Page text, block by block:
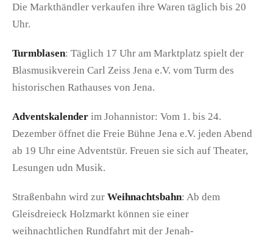
Die Markthändler verkaufen ihre Waren täglich bis 20
Uhr.
Turmblasen: Täglich 17 Uhr am Marktplatz spielt der
Blasmusikverein Carl Zeiss Jena e.V. vom Turm des
historischen Rathauses von Jena.
Adventskalender im Johannistor: Vom 1. bis 24.
Dezember öffnet die Freie Bühne Jena e.V. jeden Abend
ab 19 Uhr eine Adventstür. Freuen sie sich auf Theater,
Lesungen udn Musik.
Straßenbahn wird zur Weihnachtsbahn: Ab dem
Gleisdreieck Holzmarkt können sie einer
weihnachtlichen Rundfahrt mit der Jenah-